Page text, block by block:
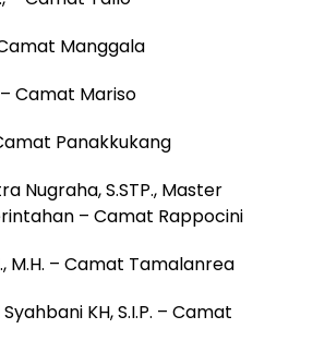
Manggala
– Camat Mariso
Panakkukang
Nugraha, S.STP., Master
– Camat Rappocini
M.H. – Camat Tamalanrea
KH, S.I.P. – Camat